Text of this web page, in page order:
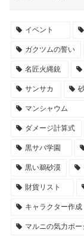
イベント
ガクツムの誓い
名匠火縄銃
サンサカ
マンシャウム
ダメージ計算式
黒サバ学園
黒い鵜砂漠
財貨リスト
キャラクター作成
マルニの気力ポー